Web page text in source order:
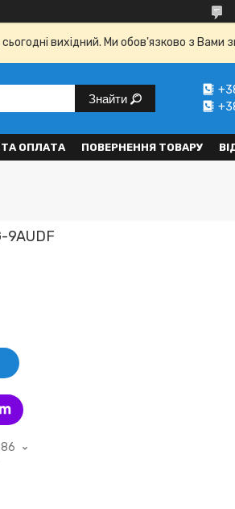
вихідний. Ми обов'язково з Вами
Знайти
ОПЛАТА ПОВЕРНЕННЯ ТОВАРУ
9AUDF